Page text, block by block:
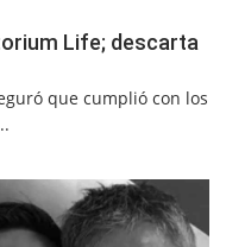
Life; descarta
que cumplió con los